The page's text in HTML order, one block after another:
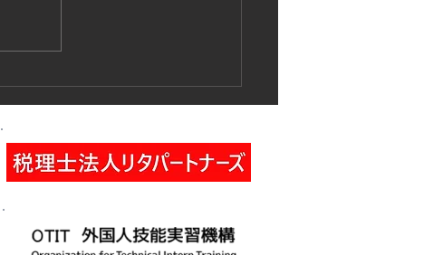
情報 令和7年1月号 2、安衛法
ット（厚労省） 安衛法で定めら
れている健康診断の案内リーフレ
ットを合わせて掲載いたします。